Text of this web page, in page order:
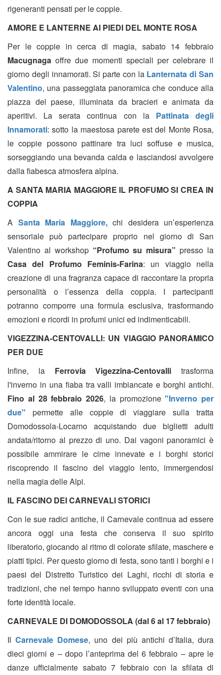
rigeneranti pensati per le coppie.
AMORE E LANTERNE AI PIEDI DEL MONTE ROSA
Per le coppie in cerca di magia, sabato 14 febbraio
Macugnaga offre due momenti speciali per celebrare il
giorno degli innamorati. Si parte con la Lanternata di San
Valentino, una passeggiata panoramica che conduce alla
piazza del paese, illuminata da bracieri e animata da
aperitivi. La serata continua con la Pattinata degli
Innamorati: sotto la maestosa parete est del Monte Rosa,
le coppie possono pattinare tra luci soffuse e musica,
sorseggiando una bevanda calda e lasciandosi avvolgere
dalla fiabesca atmosfera alpina.
A SANTA MARIA MAGGIORE IL PROFUMO SI CREA IN
COPPIA
A Santa Maria Maggiore,chi desidera un’esperienza
sensoriale può partecipare proprio nel giorno di San
Valentino al workshop “Profumo su misura” presso la
Casa del Profumo Feminis-Farina: un viaggio nella
creazione di una fragranza capace di raccontare la propria
personalità o l’essenza della coppia. I partecipanti
potranno comporre una formula esclusiva, trasformando
emozioni e ricordi in profumi unici ed indimenticabili.
VIGEZZINA-CENTOVALLI: UN VIAGGIO PANORAMICO
PER DUE
Infine, la Ferrovia Vigezzina-Centovalli trasforma
l'inverno in una fiaba tra valli imbiancate e borghi antichi.
Fino al 28 febbraio 2026, la promozione"Inverno per
due" permette alle coppie di viaggiare sulla tratta
Domodossola-Locarno acquistando due biglietti adulti
andata/ritorno al prezzo di uno. Dai vagoni panoramici è
possibile ammirare le cime innevate e i borghi storici
riscoprendo il fascino del viaggio lento, immergendosi
nella magia delle Alpi.
IL FASCINO DEI CARNEVALI STORICI
Con le sue radici antiche, il Carnevale continua ad essere
ancora oggi una festa che conserva il suo spirito
liberatorio, giocando al ritmo di colorate sfilate, maschere e
piatti tipici. Per questo giorno di festa, sono tanti i borghi e i
paesi del Distretto Turistico dei Laghi, ricchi di storia e
tradizioni, che nel tempo hanno sviluppato eventi con una
forte identità locale.
CARNEVALE DI DOMODOSSOLA (dal 6 al 17 febbraio)
IlCarnevale Domese, uno dei più antichi d’Italia, dura
dieci giorni e – dopo l’anteprima del 6 febbraio – apre le
danze ufficialmente sabato 7 febbraio con la sfilata di